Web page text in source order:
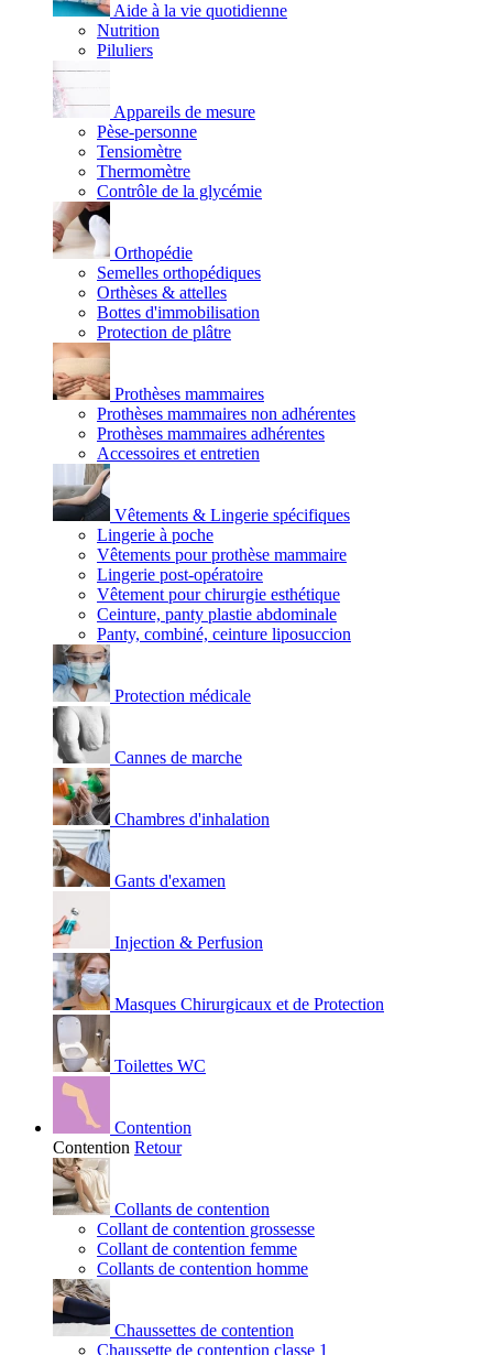
Aide à la vie quotidienne
Nutrition
Piluliers
Appareils de mesure
Pèse-personne
Tensiomètre
Thermomètre
Contrôle de la glycémie
Orthopédie
Semelles orthopédiques
Orthèses & attelles
Bottes d'immobilisation
Protection de plâtre
Prothèses mammaires
Prothèses mammaires non adhérentes
Prothèses mammaires adhérentes
Accessoires et entretien
Vêtements & Lingerie spécifiques
Lingerie à poche
Vêtements pour prothèse mammaire
Lingerie post-opératoire
Vêtement pour chirurgie esthétique
Ceinture, panty plastie abdominale
Panty, combiné, ceinture liposuccion
Protection médicale
Cannes de marche
Chambres d'inhalation
Gants d'examen
Injection & Perfusion
Masques Chirurgicaux et de Protection
Toilettes WC
Contention
Contention Retour
Collants de contention
Collant de contention grossesse
Collant de contention femme
Collants de contention homme
Chaussettes de contention
Chaussette de contention classe 1